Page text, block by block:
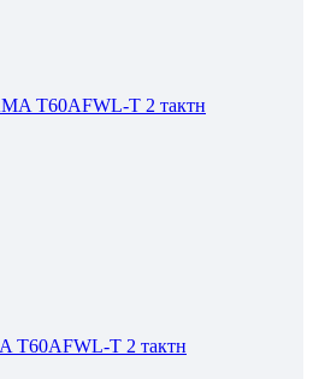
T60AFWL-T 2 тактн